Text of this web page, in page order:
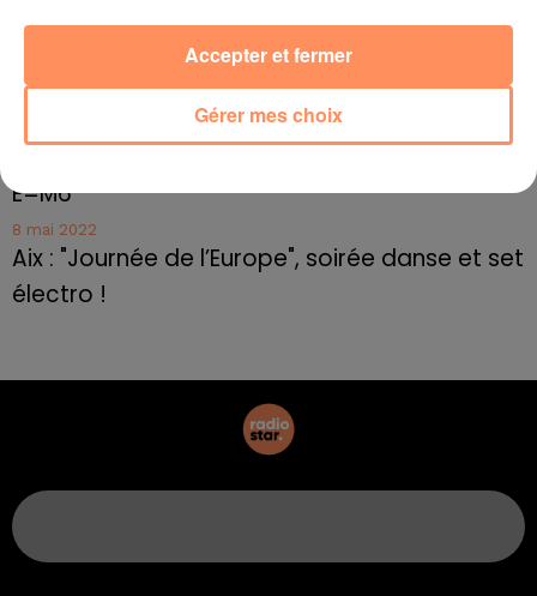
10 mai 2022
Marseille : appel à témoins pour retrouver
Frédéric Pache
E=M6
8 mai 2022
Aix : "Journée de l’Europe", soirée danse et set
électro !
Gérer mes choix
Accepter et fermer